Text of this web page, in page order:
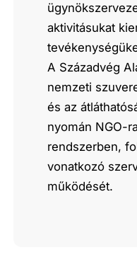
aktivitásukat
A Századvég
nemzeti
és az
nyomán NGO-
rendszerben,
vonatkozó
működését.